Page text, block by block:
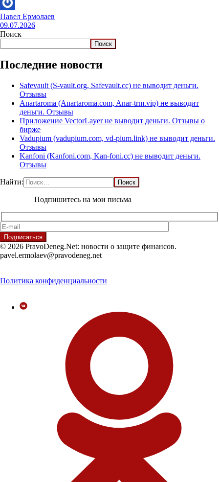
Павел Ермолаев
09.07.2026
Поиск
Поиск
Последние новости
Safevault (S-vault.org, Safevault.cc) не выводит деньги.
Отзывы
Anartaroma (Anartaroma.com, Anar-trm.vip) не выводит
деньги. Отзывы
Приложение VectorLayer не выводит деньги. Отзывы о
бирже
Vadupium (vadupium.com, vd-pium.link) не выводит деньги.
Отзывы
Kanfoni (Kanfoni.com, Kan-foni.cc) не выводит деньги.
Отзывы
Найти:
Подпишитесь на мои письма
© 2026 PravoDeneg.Net: новости о защите финансов.
pavel.ermolaev@pravodeneg.net
Политика конфиденциальности